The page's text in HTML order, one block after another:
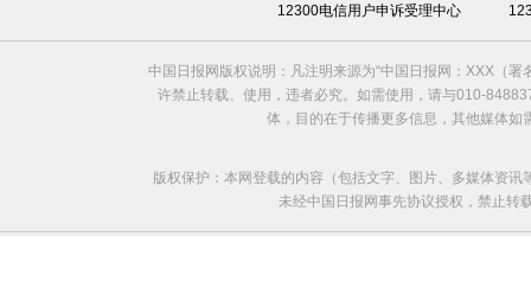
12300电信用户申诉受理中心
中国日报网版权说明：凡注明来源为“中国日报网：XXX（
许禁止转载、使用，违者必究。如需使用，请与010-
体，目的在于传播更多信息，其他媒体
版权保护：本网登载的内容（包括文字、图片、多媒体资
未经中国日报网事先协议授权，禁止转